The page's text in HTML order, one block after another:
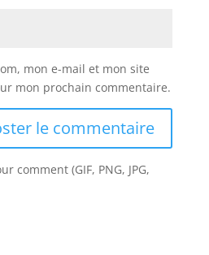
mon e-mail et mon site
mon prochain commentaire.
comment (GIF, PNG, JPG,